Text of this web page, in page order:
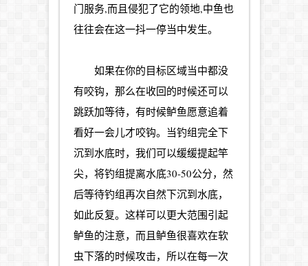
门服务,而且侵犯了它的领地,中鱼也
往往会在这一抖一停当中发生。
如果在你的目标区域当中都没
有咬钩，那么在收回的时候还可以
跳跃加等待，有时候鲈鱼愿意追着
看好一会儿才咬钩。当钓组完全下
沉到水底时，我们可以缓缓提起竿
尖，将钓组提离水底30-50公分，然
后等待钓组再次自然下沉到水底，
如此反复。这样可以更大范围引起
鲈鱼的注意，而且鲈鱼很喜欢在软
虫下落的时候攻击，所以在每一次